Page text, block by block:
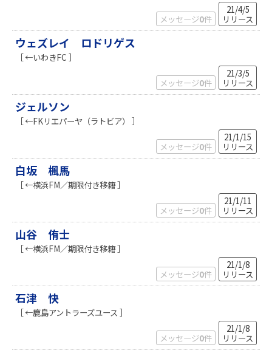
メッセージ0件
21/4/5
リリース
ウェズレイ ロドリゲス
［ ←いわきFC ］
メッセージ0件
21/3/5
リリース
ジェルソン
［ ←FKリエパーヤ（ラトビア） ］
メッセージ0件
21/1/15
リリース
白坂 楓馬
［ ←横浜FM／期限付き移籍 ］
メッセージ0件
21/1/11
リリース
山谷 侑士
［ ←横浜FM／期限付き移籍 ］
メッセージ0件
21/1/8
リリース
石津 快
［ ←鹿島アントラーズユース ］
メッセージ0件
21/1/8
リリース